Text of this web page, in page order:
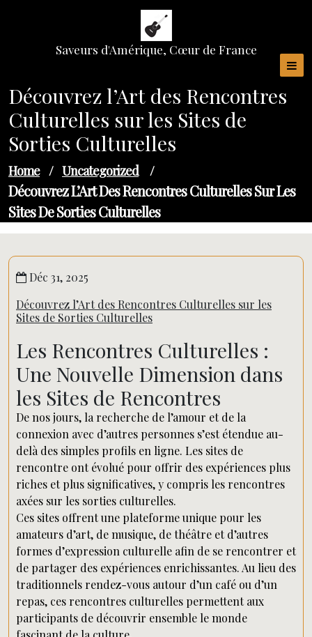
Saveurs d'Amérique, Cœur de France
Découvrez l’Art des Rencontres
Culturelles sur les Sites de
Sorties Culturelles
Home / Uncategorized /
Découvrez L’Art Des Rencontres Culturelles Sur Les
Sites De Sorties Culturelles
Déc 31, 2025
Découvrez l’Art des Rencontres Culturelles sur les
Sites de Sorties Culturelles
Les Rencontres Culturelles :
Une Nouvelle Dimension dans
les Sites de Rencontres
De nos jours, la recherche de l’amour et de la
connexion avec d’autres personnes s’est étendue au-
delà des simples profils en ligne. Les sites de
rencontre ont évolué pour offrir des expériences plus
riches et plus significatives, y compris les rencontres
axées sur les sorties culturelles.
Ces sites offrent une plateforme unique pour les
amateurs d’art, de musique, de théâtre et d’autres
formes d’expression culturelle afin de se rencontrer et
de partager des expériences enrichissantes. Au lieu des
traditionnels rendez-vous autour d’un café ou d’un
repas, ces rencontres culturelles permettent aux
participants de découvrir ensemble le monde